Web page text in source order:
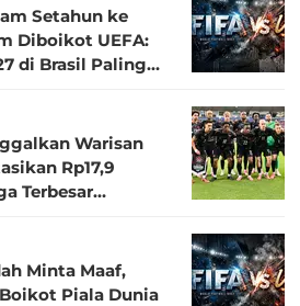
Setahun ke
Diboikot UEFA:
di Brasil Paling
Warisan
Rp17,9
Terbesar
Minta Maaf,
Piala Dunia